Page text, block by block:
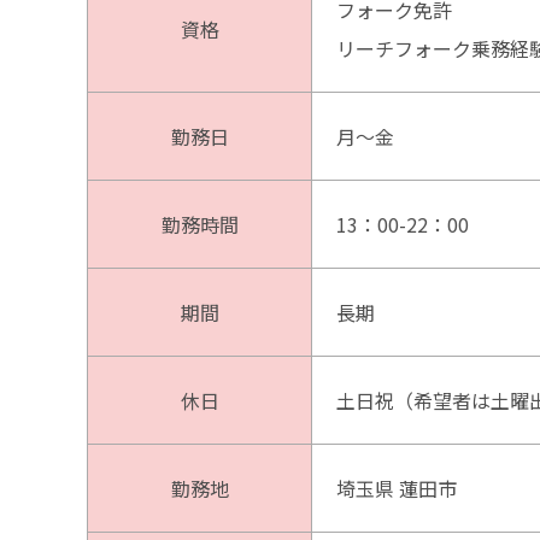
資格
フォーク免許
リーチフォーク乗務経
勤務日 月～金
勤務時間 13：00-22：00
期間 長期
休日 土日祝（希望者は土曜
勤務地 埼玉県 蓮田市